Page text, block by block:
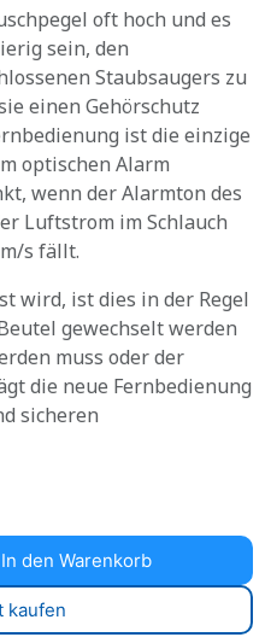
oft hoch und es
sein, den
Staubsaugers zu
einen Gehörschutz
ist die einzige
optischen Alarm
wenn der Alarmton des
Luftstrom im Schlauch
s fällt.
wird, ist dies in der Regel
gewechselt werden
muss oder der
die neue Fernbedienung
sicheren
In den Warenkorb
kaufen